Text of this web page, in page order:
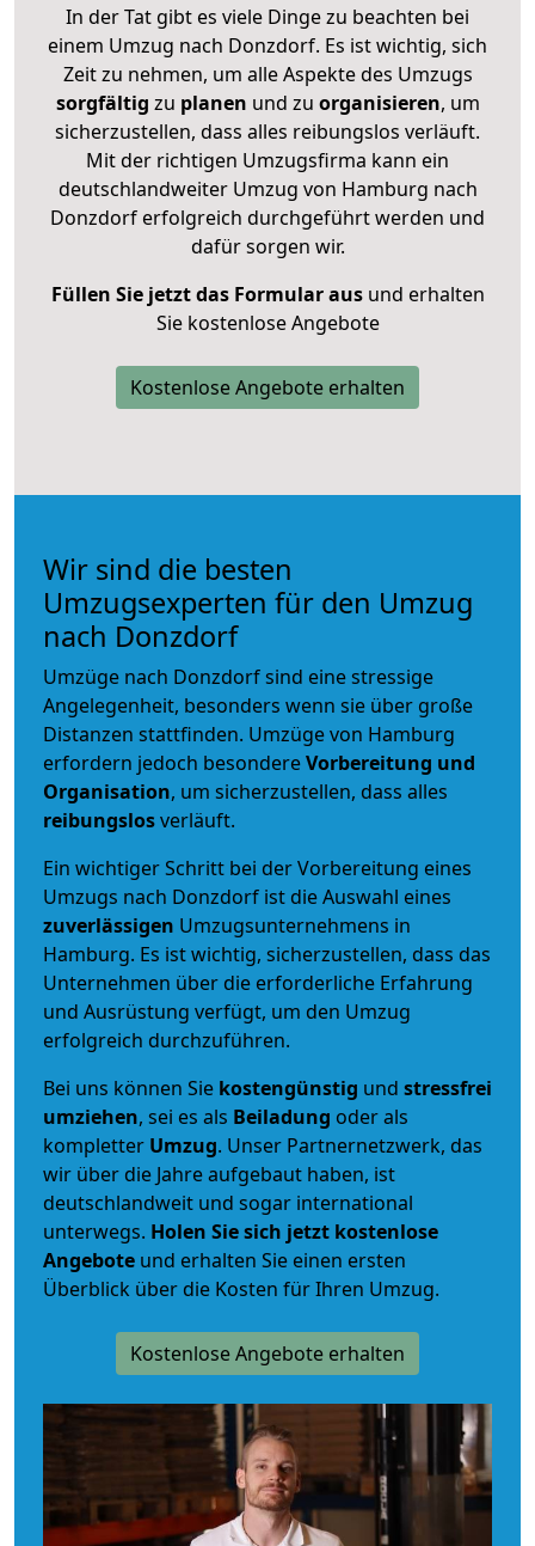
In der Tat gibt es viele Dinge zu beachten bei
einem Umzug nach Donzdorf. Es ist wichtig, sich
Zeit zu nehmen, um alle Aspekte des Umzugs
sorgfältig zu planen und zu organisieren, um
sicherzustellen, dass alles reibungslos verläuft.
Mit der richtigen Umzugsfirma kann ein
deutschlandweiter Umzug von Hamburg nach
Donzdorf erfolgreich durchgeführt werden und
dafür sorgen wir.
Füllen Sie jetzt das Formular ausund erhalten
Sie kostenlose Angebote
Kostenlose Angebote erhalten
Wir sind die besten
Umzugsexperten für den Umzug
nach Donzdorf
Umzüge nach Donzdorf sind eine stressige
Angelegenheit, besonders wenn sie über große
Distanzen stattfinden. Umzüge von Hamburg
erfordern jedoch besondereVorbereitung und
Organisation, um sicherzustellen, dass alles
reibungslosverläuft.
Ein wichtiger Schritt bei der Vorbereitung eines
Umzugs nach Donzdorf ist die Auswahl eines
zuverlässigen Umzugsunternehmens in
Hamburg. Es ist wichtig, sicherzustellen, dass das
Unternehmen über die erforderliche Erfahrung
und Ausrüstung verfügt, um den Umzug
erfolgreich durchzuführen.
Bei uns können Sie kostengünstig und stressfrei
umziehen, sei es als Beiladung oder als
kompletter Umzug. Unser Partnernetzwerk, das
wir über die Jahre aufgebaut haben, ist
deutschlandweit und sogar international
unterwegs. Holen Sie sich jetzt kostenlose
Angebote und erhalten Sie einen ersten
Überblick über die Kosten für Ihren Umzug.
Kostenlose Angebote erhalten